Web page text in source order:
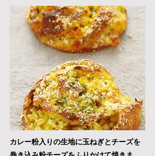
カレー粉入りの生地に玉ねぎとチーズを